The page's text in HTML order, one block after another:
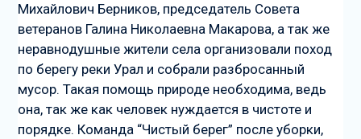
Михайлович Берников, председатель Совета
ветеранов Галина Николаевна Макарова, а так же
неравнодушные жители села организовали поход
по берегу реки Урал и собрали разбросанный
мусор. Такая помощь природе необходима, ведь
она, так же как человек нуждается в чистоте и
порядке. Команда “Чистый берег” после уборки,